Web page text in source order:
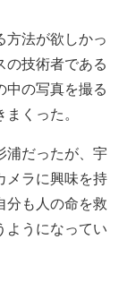
方法が欲しかっ
の技術者である
中の写真を撮る
くった。
浦だったが、宇
メラに興味を持
分も人の命を救
ようになってい